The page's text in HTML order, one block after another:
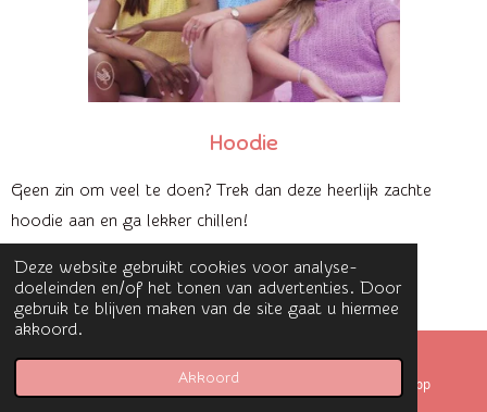
Deze website gebruikt cookies voor analyse-
doeleinden en/of het tonen van advertenties. Door
gebruik te blijven maken van de site gaat u hiermee
akkoord.
Akkoord
Hoodie
Geen zin om veel te doen? Trek dan deze heerlijk zachte
hoodie aan en ga lekker chillen!
Patroon Durable Nl 8 Pdf
PDF – 1,6 MB
Download
Kaart WhatsApp